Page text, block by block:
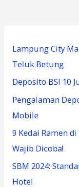
Lampung City
Teluk Betung
Deposito BSI 10
Pengalaman
Mobile
9 Kedai Ramen
Wajib Dicoba!
SBM 2024:
Hotel